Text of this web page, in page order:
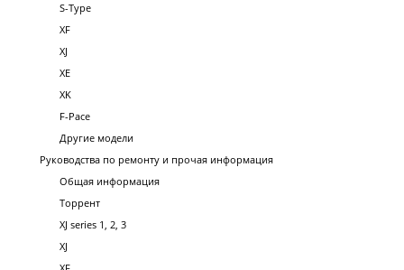
S-Type
XF
XJ
XE
XK
F-Pace
Другие модели
Руководства по ремонту и прочая информация
Общая информация
Торрент
XJ series 1, 2, 3
XJ